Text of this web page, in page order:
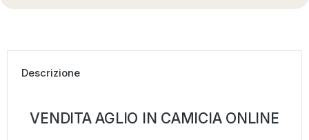
Descrizione
VENDITA AGLIO IN CAMICIA ONLINE